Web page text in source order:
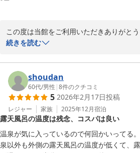
この度は当館をご利用いただきありがとう
抜いたお体の疲れを癒やすお手伝いがで
ことはありません。
リニューアルした施設やスタッフの対応
き、感謝の気持ちでいっぱいです。
「また利用します」とのお言葉を胸に、
りに努めてまいります。ぜひまた、のん
続きを読む
shoudan
60代/男性 |8件のクチコミ
5 2026年2月17日投稿
レジャー 家族 2025年12月宿泊
露天風呂の温度は残念、コスパは良い
温泉が気に入っているので何回かいってる
泉以外も外側の露天風呂の温度が低くて、